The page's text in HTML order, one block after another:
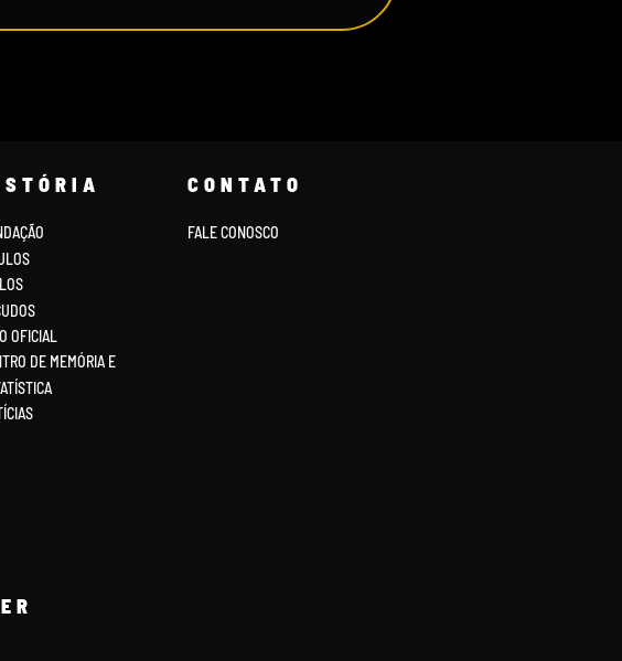
OFICIAL
DE MEMÓRIA E
CONTATO
FALE CONOSCO